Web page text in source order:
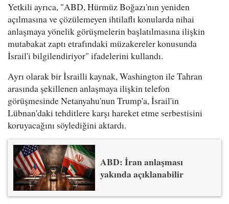
Yetkili ayrıca, "ABD, Hürmüz Boğazı'nın yeniden
açılmasına ve çözülemeyen ihtilaflı konularda nihai
anlaşmaya yönelik görüşmelerin başlatılmasına ilişkin
mutabakat zaptı etrafındaki müzakereler konusunda
İsrail'i bilgilendiriyor" ifadelerini kullandı.
Ayrı olarak bir İsrailli kaynak, Washington ile Tahran
arasında şekillenen anlaşmaya ilişkin telefon
görüşmesinde Netanyahu'nun Trump'a, İsrail'in
Lübnan'daki tehditlere karşı hareket etme serbestisini
koruyacağını söylediğini aktardı.
ABD: İran anlaşması
yakında açıklanabilir